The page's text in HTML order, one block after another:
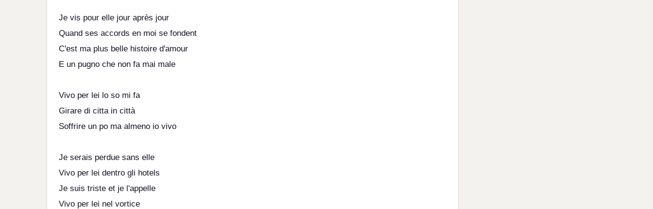
Je vis pour elle jour après jour
Quand ses accords en moi se fondent
C'est ma plus belle histoire d'amour
E un pugno che non fa mai male
Vivo per lei lo so mi fa
Girare di citta in città
Soffrire un po ma almeno io vivo
Je serais perdue sans elle
Vivo per lei dentro gli hotels
Je suis triste et je l'appelle
Vivo per lei nel vortice